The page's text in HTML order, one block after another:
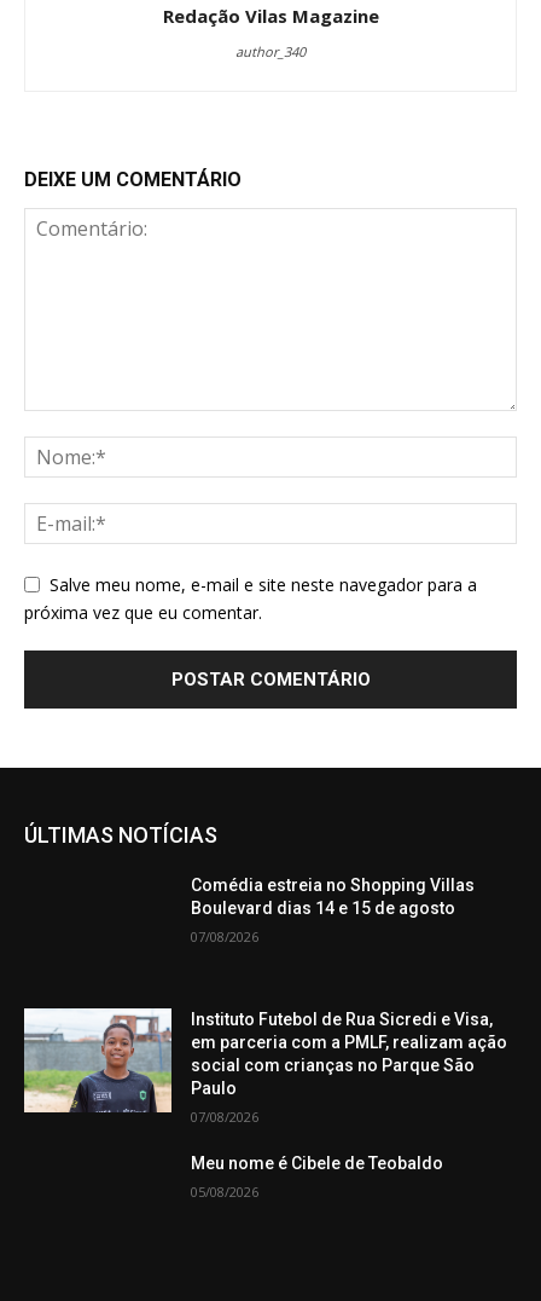
Redação Vilas Magazine
author_340
DEIXE UM COMENTÁRIO
Salve meu nome, e-mail e site neste navegador para a
próxima vez que eu comentar.
ÚLTIMAS NOTÍCIAS
Comédia estreia no Shopping Villas
Boulevard dias 14 e 15 de agosto
07/08/2026
Instituto Futebol de Rua Sicredi e Visa,
em parceria com a PMLF, realizam ação
social com crianças no Parque São
Paulo
07/08/2026
Meu nome é Cibele de Teobaldo
05/08/2026